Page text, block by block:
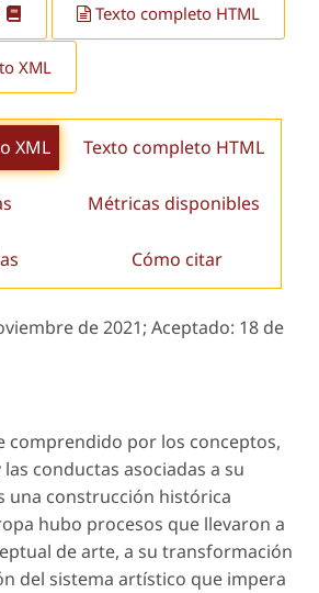
Texto completo HTML
XML
XML Texto completo HTML
Métricas disponibles
Cómo citar
de 2021; Aceptado: 18 de
comprendido por los conceptos,
conductas asociadas a su
una construcción histórica
hubo procesos que llevaron a
de arte, a su transformación
del sistema artístico que impera